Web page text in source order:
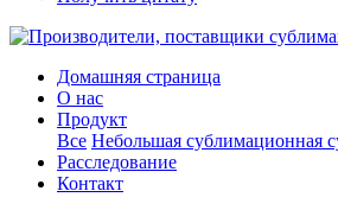
Домашняя страница
О нас
Продукт
Все Небольшая сублимационная
Расследование
Контакт